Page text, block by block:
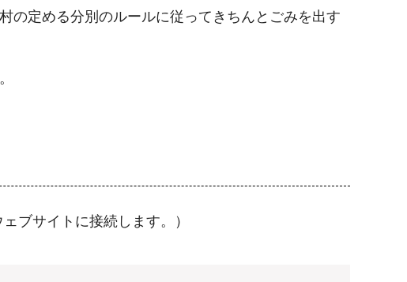
の定める分別のルールに従ってきちんとごみを出す
ブサイトに接続します。）